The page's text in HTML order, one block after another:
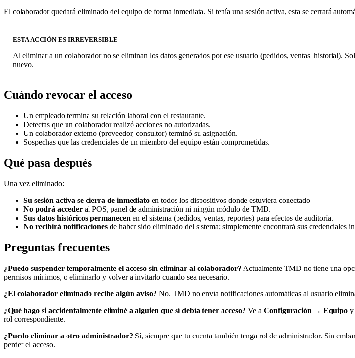
El colaborador quedará eliminado del equipo de forma inmediata. Si tenía una sesión activa, esta se cerrará
ESTA ACCIÓN ES IRREVERSIBLE
Al eliminar a un colaborador no se eliminan los datos generados por ese usuario (pedidos, ventas, historial).
nuevo.
Cuándo revocar el acceso
Un empleado termina su relación laboral con el restaurante.
Detectas que un colaborador realizó acciones no autorizadas.
Un colaborador externo (proveedor, consultor) terminó su asignación.
Sospechas que las credenciales de un miembro del equipo están comprometidas.
Qué pasa después
Una vez eliminado:
Su sesión activa se cierra de inmediato en todos los dispositivos donde estuviera conectado.
No podrá acceder al POS, panel de administración ni ningún módulo de TMD.
Sus datos históricos permanecen en el sistema (pedidos, ventas, reportes) para efectos de auditoría.
No recibirá notificaciones de haber sido eliminado del sistema; simplemente encontrará sus credenciales
Preguntas frecuentes
¿Puedo suspender temporalmente el acceso sin eliminar al colaborador? Actualmente TMD no tiene una
permisos mínimos, o eliminarlo y volver a invitarlo cuando sea necesario.
¿El colaborador eliminado recibe algún aviso? No. TMD no envía notificaciones automáticas al usuario
¿Qué hago si accidentalmente eliminé a alguien que sí debía tener acceso? Ve a Configuración → Equipo y
rol correspondiente.
¿Puedo eliminar a otro administrador? Sí, siempre que tu cuenta también tenga rol de administrador. Sin
perder el acceso.